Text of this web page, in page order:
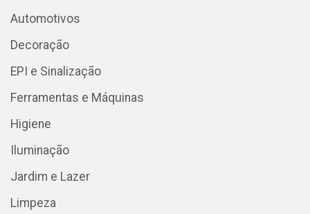
Automotivos
Decoração
EPI e Sinalização
Ferramentas e Máquinas
Higiene
Iluminação
Jardim e Lazer
Limpeza